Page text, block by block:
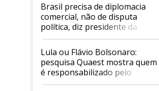
Brasil precisa de diplomacia
comercial, não de disputa
política, diz presidente da
Faesp
Lula ou Flávio Bolsonaro:
pesquisa Quaest mostra quem
é responsabilizado pelo
tarifaço dos EUA